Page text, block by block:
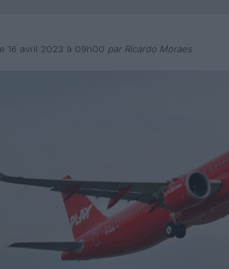
16 avril 2023 à 09h00 par Ricardo Moraes